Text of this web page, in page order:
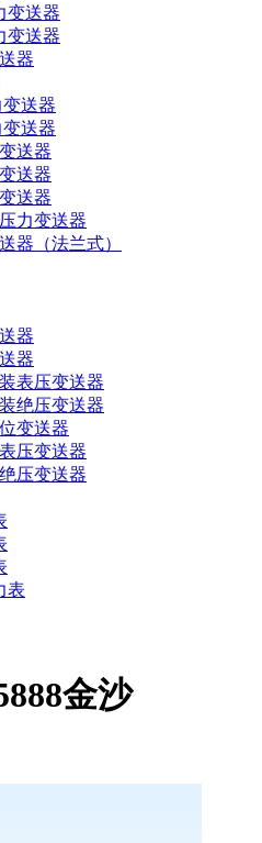
变送器
变送器
器
变送器
变送器
送器
送器
送器
力变送器
器（法兰式）
器
器
表压变送器
绝压变送器
变送器
压变送器
压变送器
表
金沙